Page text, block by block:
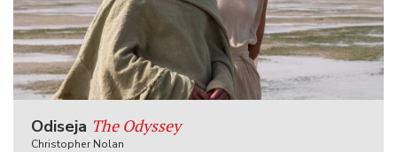
Odiseja The Odyssey
Christopher Nolan